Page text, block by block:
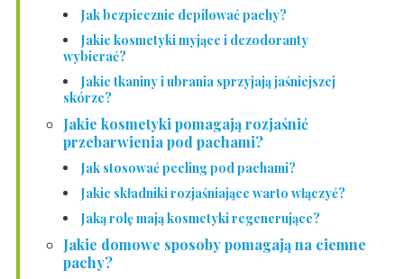
Jak bezpiecznie depilować pachy?
Jakie kosmetyki myjące i dezodoranty
wybierać?
Jakie tkaniny i ubrania sprzyjają jaśniejszej
skórze?
Jakie kosmetyki pomagają rozjaśnić
przebarwienia pod pachami?
Jak stosować peeling pod pachami?
Jakie składniki rozjaśniające warto włączyć?
Jaką rolę mają kosmetyki regenerujące?
Jakie domowe sposoby pomagają na ciemne
pachy?